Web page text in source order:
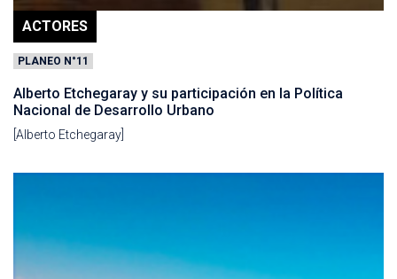
ACTORES
PLANEO N°11
Alberto Etchegaray y su participación en la Política
Nacional de Desarrollo Urbano
[Alberto Etchegaray]